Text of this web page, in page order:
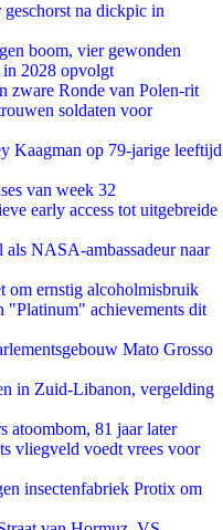
na dickpic in
boom, vier gewonden
2028 opvolgt
zware Ronde van Polen-rit
soldaten voor
Kaagman op 79-jarige leeftijd
van week 32
early access tot uitgebreide
NASA-ambassadeur naar
om ernstig alcoholmisbruik
achievements dit
Mato Grosso
in Zuid-Libanon, vergelding
atoombom, 81 jaar later
vliegveld voedt vrees voor
insectenfabriek Protix om